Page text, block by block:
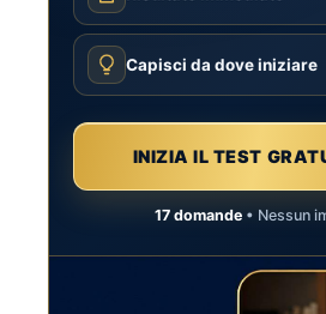
Capisci da dove iniziare
INIZIA IL TEST
17 domande• Nessun